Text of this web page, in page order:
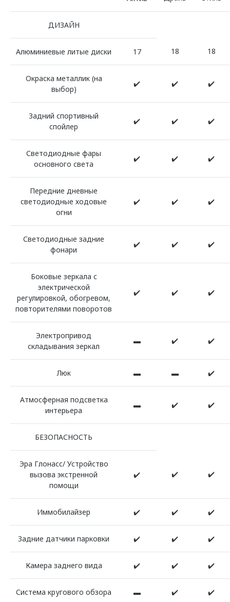
ДИЗАЙН
Алюминиевые литые диски 17 18 18
Окраска металлик (на
выбор)
✔️ ✔️ ✔️
Задний спортивный
спойлер
✔️ ✔️ ✔️
Светодиодные фары
основного света
✔️ ✔️ ✔️
Передние дневные
светодиодные ходовые
огни
✔️ ✔️ ✔️
Светодиодные задние
фонари
✔️ ✔️ ✔️
Боковые зеркала с
электрической
регулировкой, обогревом,
повторителями поворотов
✔️ ✔️ ✔️
Электропривод
складывания зеркал
▬ ✔️ ✔️
Люк ▬ ▬ ✔️
Атмосферная подсветка
интерьера
▬ ✔️ ✔️
БЕЗОПАСНОСТЬ
Эра Глонасс/ Устройство
вызова экстренной
помощи
✔️ ✔️ ✔️
Иммобилайзер ✔️ ✔️ ✔️
Задние датчики парковки ✔️ ✔️ ✔️
Камера заднего вида ✔️ ✔️ ✔️
Система кругового обзора ▬ ✔️ ✔️